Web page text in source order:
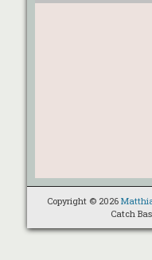
Copyright © 2026
Catch